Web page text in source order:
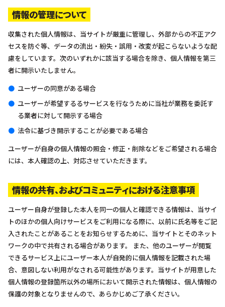
情報の管理について
収集された個人情報は、当サイトが厳重に管理し、外部からの不正アク
セスを防ぐ等、データの流出・紛失・誤用・改変が起こらないような配
慮をしています。次のいずれかに該当する場合を除き、個人情報を第三
者に開示いたしません。
ユーザーの同意がある場合
ユーザーが希望するるサービスを行なうために当社が業務を委託す
る業者に対して開示する場合
法令に基づき開示することが必要である場合
ユーザーが自身の個人情報の照会・修正・削除などをご希望される場合
には、本人確認の上、対応させていただきます。
情報の共有、およびコミュニティにおける注意事項
ユーザー自身が登録した本人を同一の個人と確認できる情報は、当サイ
トのほかの個人向けサービスをご利用になる際に、以前に氏名等をご記
入されたことがあることをお知らせするために、当サイトとそのネット
ワークの中で共有される場合があります。 また、他のユーザーが閲覧
できるサービス上にユーザー本人が自発的に個人情報を記載された場
合、意図しない利用がなされる可能性があります。当サイトが用意した
個人情報の登録箇所以外の場所において開示された情報は、個人情報の
保護の対象となりませんので、あらかじめご了承ください。